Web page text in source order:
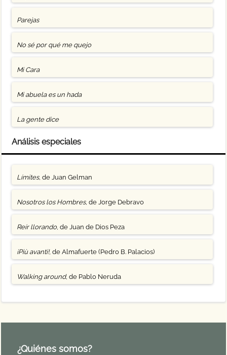
Parejas
No sé por qué me quejo
Mi Cara
Mi abuela es un hada
La gente dice
Análisis especiales
Límites, de Juan Gelman
Nosotros los Hombres, de Jorge Debravo
Reír llorando, de Juan de Dios Peza
¡Più avanti!, de Almafuerte (Pedro B. Palacios)
Walking around, de Pablo Neruda
¿Quiénes somos?